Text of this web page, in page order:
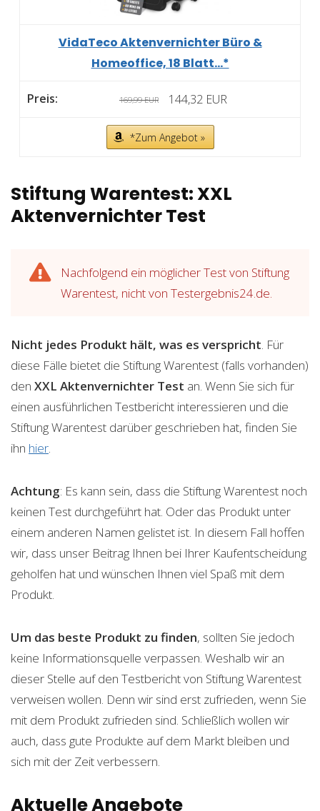
VidaTeco Aktenvernichter Büro &
Homeoffice, 18 Blatt...*
169,99 EUR 144,32 EUR
*Zum Angebot »
Stiftung Warentest: XXL
Aktenvernichter Test
Nachfolgend ein möglicher Test von Stiftung
Warentest, nicht von Testergebnis24.de.
Nicht jedes Produkt hält, was es verspricht. Für
diese Fälle bietet die Stiftung Warentest (falls vorhanden)
den XXL Aktenvernichter Test an. Wenn Sie sich für
einen ausführlichen Testbericht interessieren und die
Stiftung Warentest darüber geschrieben hat, finden Sie
ihn hier.
Achtung: Es kann sein, dass die Stiftung Warentest noch
keinen Test durchgeführt hat. Oder das Produkt unter
einem anderen Namen gelistet ist. In diesem Fall hoffen
wir, dass unser Beitrag Ihnen bei Ihrer Kaufentscheidung
geholfen hat und wünschen Ihnen viel Spaß mit dem
Produkt.
Um das beste Produkt zu finden, sollten Sie jedoch
keine Informationsquelle verpassen. Weshalb wir an
dieser Stelle auf den Testbericht von Stiftung Warentest
verweisen wollen. Denn wir sind erst zufrieden, wenn Sie
mit dem Produkt zufrieden sind. Schließlich wollen wir
auch, dass gute Produkte auf dem Markt bleiben und
sich mit der Zeit verbessern.
Aktuelle Angebote